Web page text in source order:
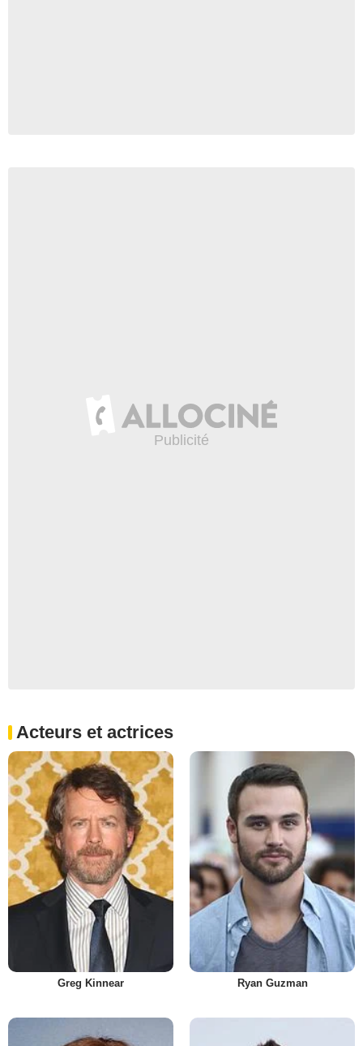
Acteurs et actrices
Greg Kinnear Ryan Guzman